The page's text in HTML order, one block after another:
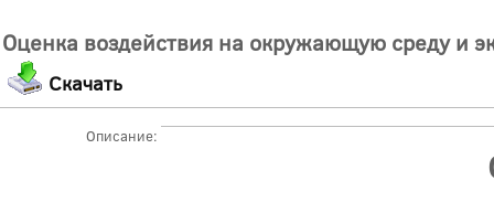
Оценка воздействия на окружающую среду и
Скачать
Описание: